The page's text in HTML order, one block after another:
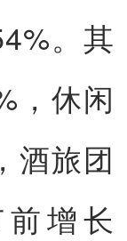
。其
，休闲
酒旅团
增长